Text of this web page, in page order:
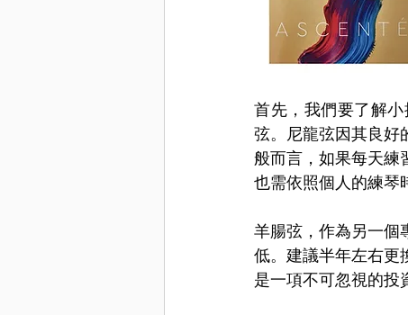
首先，我們要了解
弦。尼龍弦因其良好
般而言，如果每天練
也需依照個人的練琴
羊腸弦，作為另一個
低。建議半年左右更
是一項不可忽視的投